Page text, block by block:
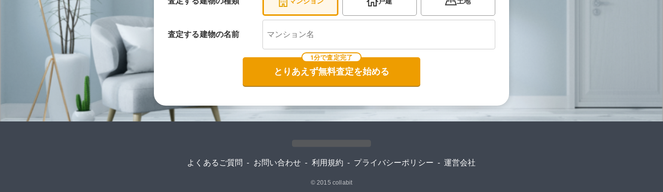
査定する建物の名前
1分で査定完了
とりあえず無料査定を始める
よくあるご質問 - お問い合わせ - 利用規約 - プライバシーポリシー - 運営会社
© 2015 collabit